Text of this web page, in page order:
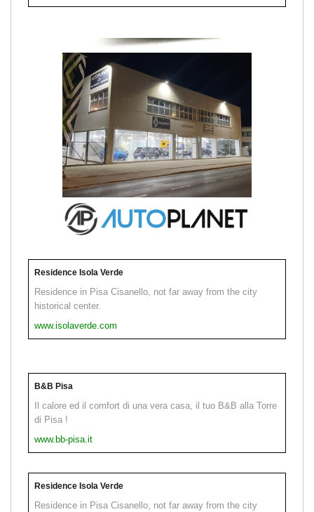
Residence Isola Verde
Residence in Pisa Cisanello, not far away from the city
historical center.
www.isolaverde.com
B&B Pisa
Il calore ed il comfort di una vera casa, il tuo B&B alla Torre
di Pisa !
www.bb-pisa.it
Residence Isola Verde
Residence in Pisa Cisanello, not far away from the city